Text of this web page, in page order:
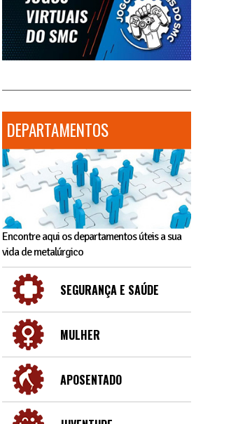
DEPARTAMENTOS
Encontre aqui os departamentos úteis a sua
vida de metalúrgico
SEGURANÇA E SAÚDE
MULHER
APOSENTADO